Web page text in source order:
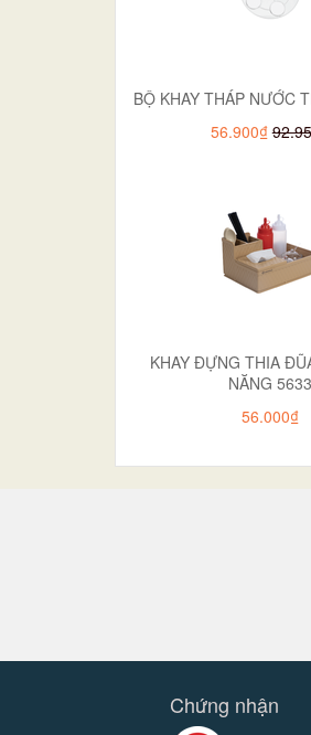
BỘ KHAY THÁP NƯỚC
56.900₫
KHAY ĐỰNG THIA
NĂNG 5633
56.000₫
Chứng nhận